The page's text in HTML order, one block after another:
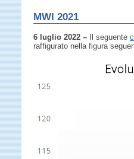
MWI 2021
6 luglio 2022 – Il seguente
raffigurato nella figura